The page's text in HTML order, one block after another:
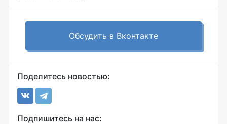
Обсудить в Вконтакте
Поделитесь новостью:
Подпишитесь на нас: